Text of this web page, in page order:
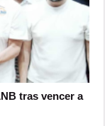
tras vencer a